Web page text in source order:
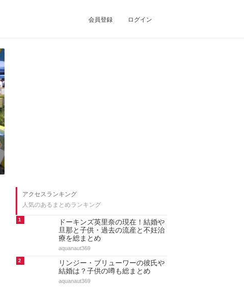
会員登録 ログイン
アクセスランキング
人気のあるまとめランキング
1
ドーキンズ英里奈の現在！結婚や
旦那と子供・過去の流産と不妊治
療を総まとめ
aquanaut369
2
リンジー・ブリューワーの彼氏や
結婚は？子供の噂も総まとめ
aquanaut369